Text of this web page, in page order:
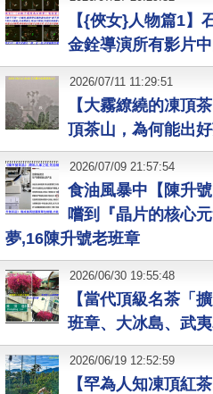
【{俠女}人物篇1】
金銓導演所有影片中
【大霧繚繞的凍頂
頂茶山，為何能出好
2026/07/11 11:29:51
食油風暴中【陳升
嚐到『晶片的核心
夢,16陳升號老班章
2026/07/09 21:57:54
【當代頂級名茶「
班章、大冰島、武
2026/06/30 19:55:48
【罕為人知凍頂紅
2026/06/19 12:52:59